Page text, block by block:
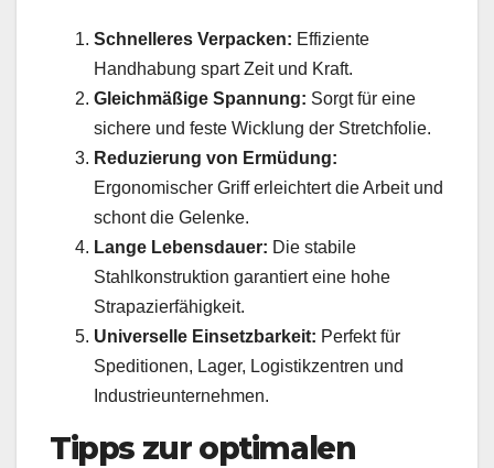
Schnelleres Verpacken: Effiziente
Handhabung spart Zeit und Kraft.
Gleichmäßige Spannung: Sorgt für eine
sichere und feste Wicklung der Stretchfolie.
Reduzierung von Ermüdung:
Ergonomischer Griff erleichtert die Arbeit und
schont die Gelenke.
Lange Lebensdauer: Die stabile
Stahlkonstruktion garantiert eine hohe
Strapazierfähigkeit.
Universelle Einsetzbarkeit: Perfekt für
Speditionen, Lager, Logistikzentren und
Industrieunternehmen.
Tipps zur optimalen